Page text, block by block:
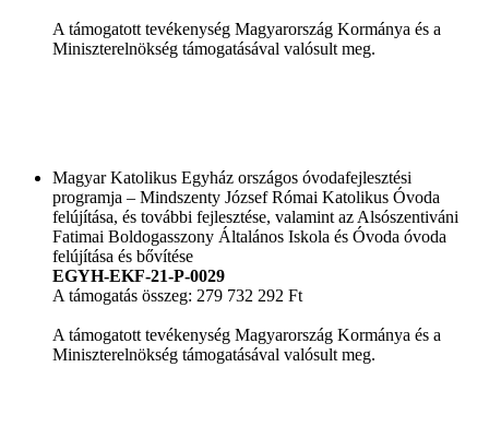
A támogatott tevékenység Magyarország Kormánya és a
Miniszterelnökség támogatásával valósult meg.
Magyar Katolikus Egyház országos óvodafejlesztési
programja – Mindszenty József Római Katolikus Óvoda
felújítása, és további fejlesztése, valamint az Alsószentiváni
Fatimai Boldogasszony Általános Iskola és Óvoda óvoda
felújítása és bővítése
EGYH-EKF-21-P-0029
A támogatás összeg: 279 732 292 Ft
A támogatott tevékenység Magyarország Kormánya és a
Miniszterelnökség támogatásával valósult meg.